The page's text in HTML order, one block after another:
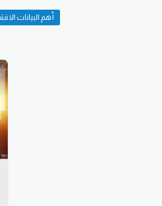
أهم البيانات